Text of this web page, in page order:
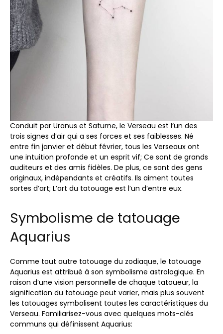
Conduit par Uranus et Saturne, le Verseau est l’un des
trois signes d’air qui a ses forces et ses faiblesses. Né
entre fin janvier et début février, tous les Verseaux ont
une intuition profonde et un esprit vif; Ce sont de grands
auditeurs et des amis fidèles. De plus, ce sont des gens
originaux, indépendants et créatifs. Ils aiment toutes
sortes d’art; L’art du tatouage est l’un d’entre eux.
Symbolisme de tatouage
Aquarius
Comme tout autre tatouage du zodiaque, le tatouage
Aquarius est attribué à son symbolisme astrologique. En
raison d’une vision personnelle de chaque tatoueur, la
signification du tatouage peut varier, mais plus souvent
les tatouages ​​symbolisent toutes les caractéristiques du
Verseau. Familiarisez-vous avec quelques mots-clés
communs qui définissent Aquarius: